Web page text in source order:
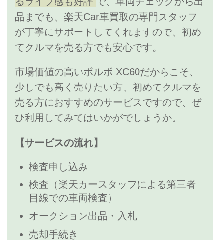
品までも、楽天Car車買取の専門スタッフ
が丁寧にサポートしてくれますので、初め
てクルマを売る方でも安心です。
市場価値の高いボルボ XC60だからこそ、
少しでも高く売りたい方、初めてクルマを
売る方におすすめのサービスですので、ぜ
ひ利用してみてはいかがでしょうか。
【サービスの流れ】
検査申し込み
検査（楽天カースタッフによる第三者
目線での車両検査）
オークション出品・入札
売却手続き